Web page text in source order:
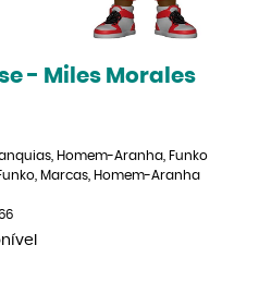
- Miles Morales
Homem-Aranha Funko
Marcas Homem-Aranha